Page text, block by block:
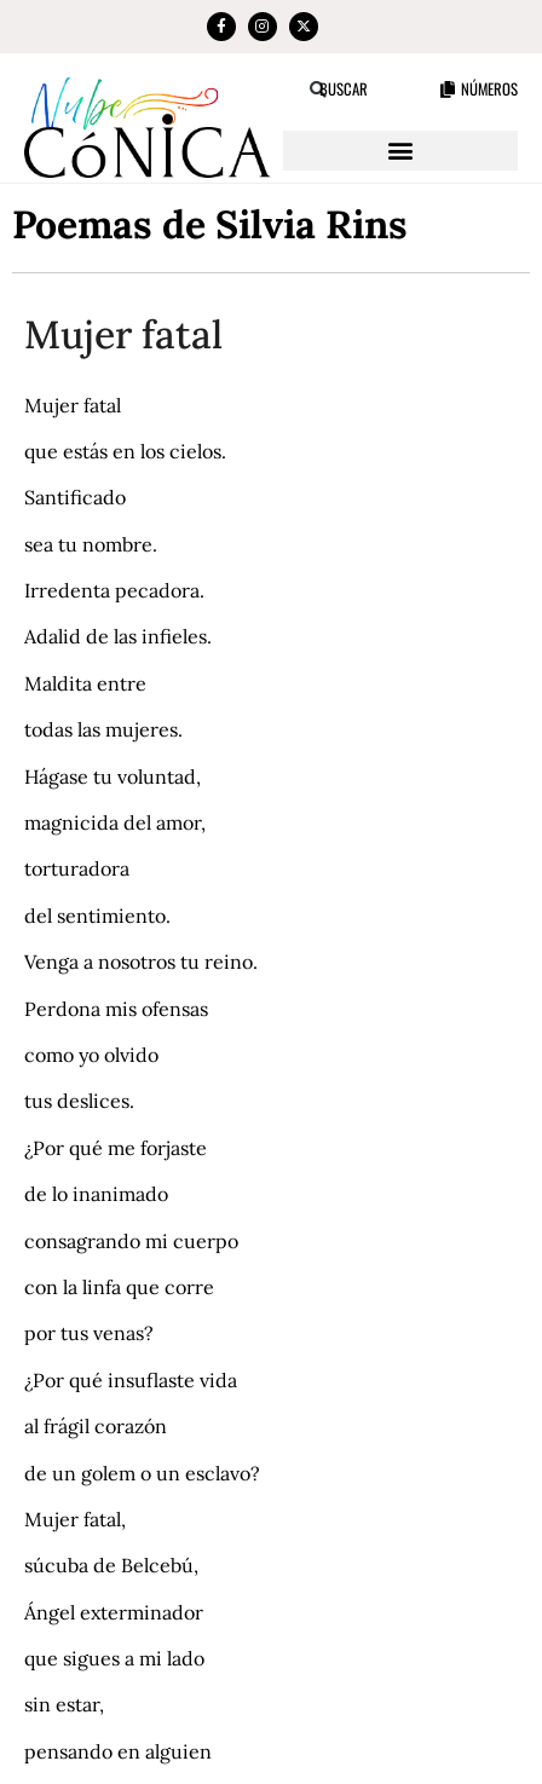
BUSCAR NÚMEROS
Poemas de Silvia Rins
Mujer fatal
Mujer fatal
que estás en los cielos.
Santificado
sea tu nombre.
Irredenta pecadora.
Adalid de las infieles.
Maldita entre
todas las mujeres.
Hágase tu voluntad,
magnicida del amor,
torturadora
del sentimiento.
Venga a nosotros tu reino.
Perdona mis ofensas
como yo olvido
tus deslices.
¿Por qué me forjaste
de lo inanimado
consagrando mi cuerpo
con la linfa que corre
por tus venas?
¿Por qué insuflaste vida
al frágil corazón
de un golem o un esclavo?
Mujer fatal,
súcuba de Belcebú,
Ángel exterminador
que sigues a mi lado
sin estar,
pensando en alguien